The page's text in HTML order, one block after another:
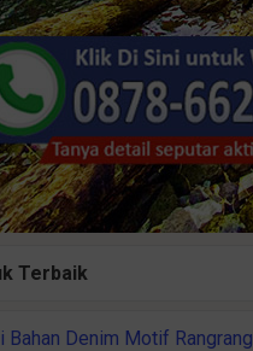
Terbaik
Bahan Denim Motif Rangrang